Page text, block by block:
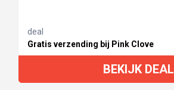
deal
Gratis verzending bij Pink Clove
BEKIJK DEAL